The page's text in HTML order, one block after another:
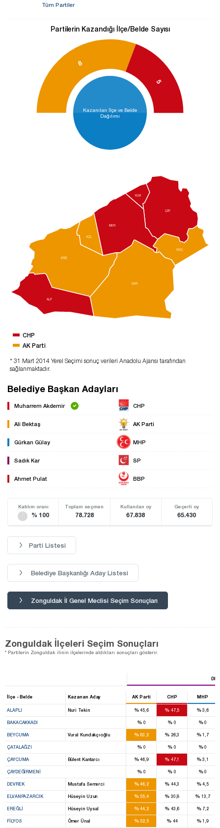
Tüm Partiler
Partilerin Kazandığı İlçe/Belde Sayısı
8
5
Kazanılan İlçe ve Belde
Dağılımı
KZL
KLM
ÇAY
DVR
ERĞ
MER
ALP
GKÇ
CHP
AK Parti
* 31 Mart 2014 Yerel Seçimi sonuç verileri Anadolu Ajansı tarafından
sağlanmaktadır.
Belediye Başkan Adayları
Muharrem Akdemir CHP
Ali Bektaş AK Parti
Gürkan Gülay MHP
Sadık Kar SP
Ahmet Pulat BBP
Katılım oranı
% 100
Toplam seçmen
78.728
Kullanılan oy
67.838
Geçerli oy
65.430
Parti Listesi
Belediye Başkanlığı Aday Listesi
Zonguldak İl Genel Meclisi Seçim Sonuçları
Zonguldak İlçeleri Seçim Sonuçları
* Partilerin Zonguldak ilinin ilçelerinde aldıkları sonuçları gösterir.
İlçe - Belde Kazanan Aday AK Parti CHP MHP
ALAPLI Nuri Tekin %45,6 %47,5 %3,6
BAKACAKKADI %0 % 0 %0
BEYCUMA Vural Kundakçıoğlu %63,2 %26,3 %1,7
ÇATALAĞZI %0 % 0 %0
ÇAYCUMA Bülent Kantarcı %46,9 %47,1 %3,1
ÇAYDEĞIRMENI %0 % 0 %0
DEVREK Mustafa Semerci %46,2 %44,3 %4,5
ELVANPAZARCIK Hüseyin Uzun %55,4 %30,8 % 13,7
EREĞLI Hüseyin Uysal %44,2 %43,6 %7,2
FILYOS Ömer Ünal %52,5 %44 %1,9